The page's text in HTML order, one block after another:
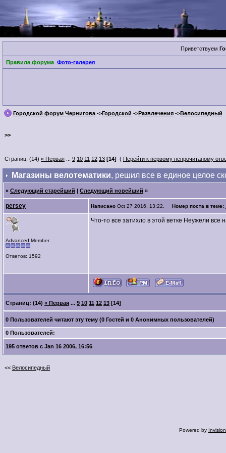
Приветствуем
Правила форума Фото-галерея
Городской форум Чернигова ->Городской ->Развлечения ->Велосипедный
>>
Страниц: (14) « Первая 9 10 11 12 13 [14] ( Перейти к первому непрочитаному
Магазины велотематики, решил все в единое целое
« Следующий старейший | Следующий новейший »
persey Написано Oct 27 2016, 13:22. Номер поста в теме:
Advanced Member
Ответов: 1592
Что-то все затихло в этой ветке Неужели все
Страниц: (14) « Первая ... 9 10 11 12 13 [14]
0 Пользователей читают эту тему (0 Гостей и 0 Анонимных пользователей)
0 Пользователей:
195 ответов с Jan 16 2006, 16:56
<< Велосипедный
Powered by